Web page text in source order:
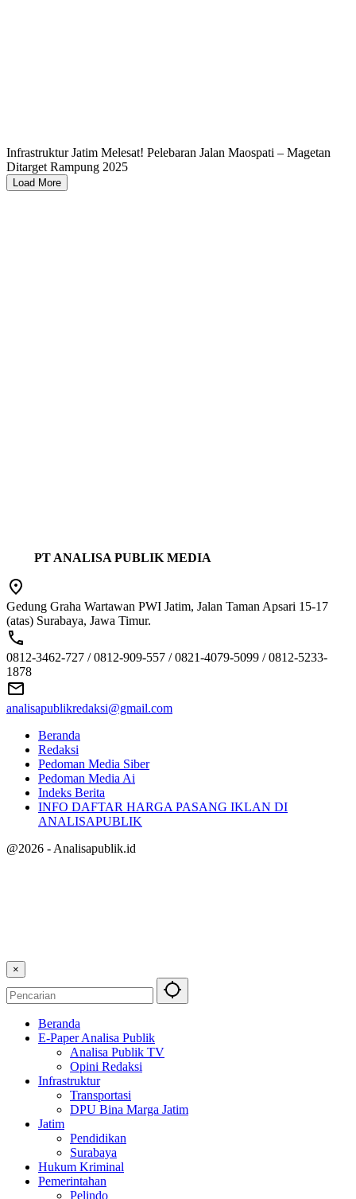
Infrastruktur Jatim Melesat! Pelebaran Jalan Maospati – Magetan
Ditarget Rampung 2025
Load More
PT ANALISA PUBLIK MEDIA
Gedung Graha Wartawan PWI Jatim, Jalan Taman Apsari 15-17
(atas) Surabaya, Jawa Timur.
0812-3462-727 / 0812-909-557 / 0821-4079-5099 / 0812-5233-
1878
analisapublikredaksi@gmail.com
Beranda
Redaksi
Pedoman Media Siber
Pedoman Media Ai
Indeks Berita
INFO DAFTAR HARGA PASANG IKLAN DI
ANALISAPUBLIK
@2026 - Analisapublik.id
×
Beranda
E-Paper Analisa Publik
Analisa Publik TV
Opini Redaksi
Infrastruktur
Transportasi
DPU Bina Marga Jatim
Jatim
Pendidikan
Surabaya
Hukum Kriminal
Pemerintahan
Pelindo